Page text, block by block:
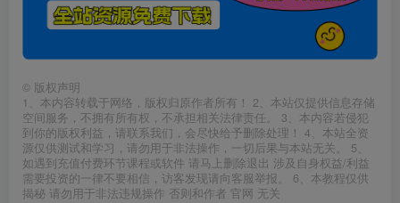
© 版权声明
1、本内容转载于网络，版权归原作者所有！ 2、本站仅提供信息存储
空间服务，不拥有所有权，不承担相关法律责任。 3、本内容若侵犯
到你的版权利益，请联系我们，会尽快给予删除处理！ 4、本站全资
源仅供测试和学习，请勿用于非法操作，一切后果与本站无关。 5、
如遇到充值付费环节课程或软件 请马上删除退出 涉及自身权益/利益
需要投资的一律不要相信，访客发现请向客服举报。 6、本教程仅供
揭秘 请勿用于非法违规操作 否则和作者 官网 无关